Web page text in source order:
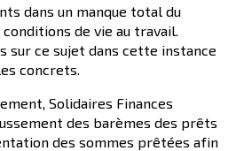
dans un manque total du
de vie au travail.
sur ce sujet dans cette instance
concrets.
Solidaires Finances
des barèmes des prêts
des sommes prêtées afin